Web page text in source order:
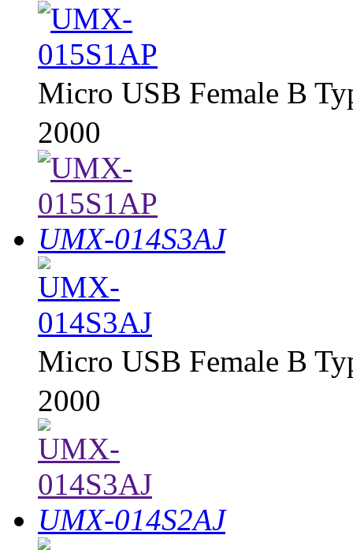
Micro USB Female B
2000
UMX-014S3AJ
Micro USB Female B
2000
UMX-014S2AJ